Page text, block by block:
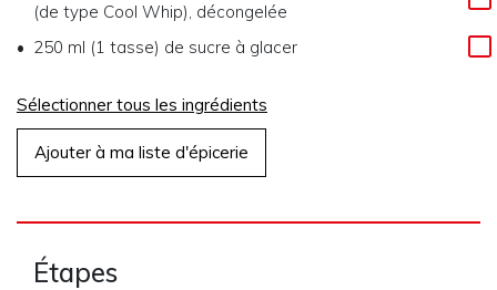
(de type Cool Whip), décongelée
250 ml (1 tasse) de sucre à glacer
Sélectionner tous les ingrédients
Ajouter à ma liste d'épicerie
Étapes